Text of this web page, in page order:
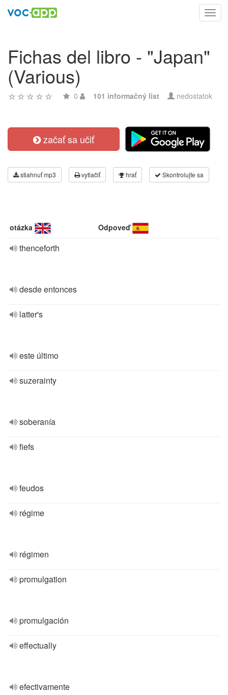
Fichas del libro - "Japan"
(Various)
0 101 informačný list nedostatok
začať sa učiť
stiahnuť mp3 vytlačiť hrať Skontrolujte sa
otázka Odpoveď
thenceforth
desde entonces
latter's
este último
suzerainty
soberanía
fiefs
feudos
régime
régimen
promulgation
promulgación
effectually
efectivamente